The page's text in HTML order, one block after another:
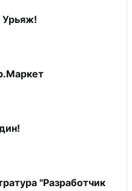
Урьяж!
"Разработчик